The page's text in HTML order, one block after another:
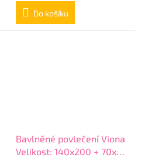
Do košíku
Bavlněné povlečení Viona
Velikost: 140x200 + 70x90